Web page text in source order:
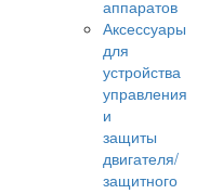
аппаратов
Аксессуары
для
устройства
управления
и
защиты
двигателя/
защитного